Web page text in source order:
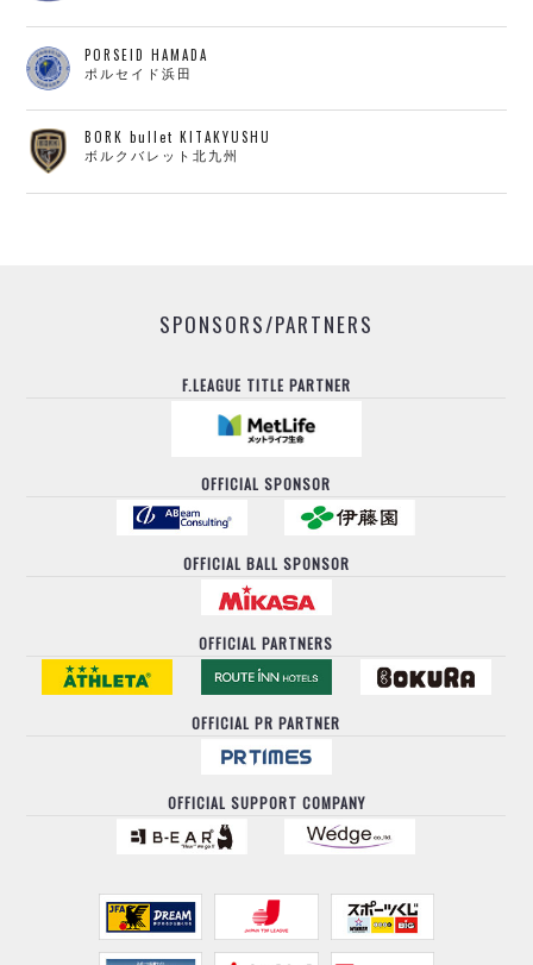
PORSEID HAMADA
ポルセイド浜田
BORK bullet KITAKYUSHU
ボルクバレット北九州
SPONSORS/PARTNERS
F.LEAGUE TITLE PARTNER
OFFICIAL SPONSOR
OFFICIAL BALL SPONSOR
OFFICIAL PARTNERS
OFFICIAL PR PARTNER
OFFICIAL SUPPORT COMPANY